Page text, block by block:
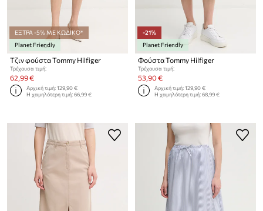
ΕΞΤΡΑ -5% ΜΕ ΚΩΔΙΚΟ*
Planet Friendly
Τζιν φούστα Tommy Hilfiger
Τρέχουσα τιμή:
62,99 €
Αρχική τιμή:129,90 €
Η χαμηλότερη τιμή:66,99 €
-21%
Planet Friendly
Φούστα Tommy Hilfiger
Τρέχουσα τιμή:
53,90 €
Αρχική τιμή:129,90 €
Η χαμηλότερη τιμή:68,99 €